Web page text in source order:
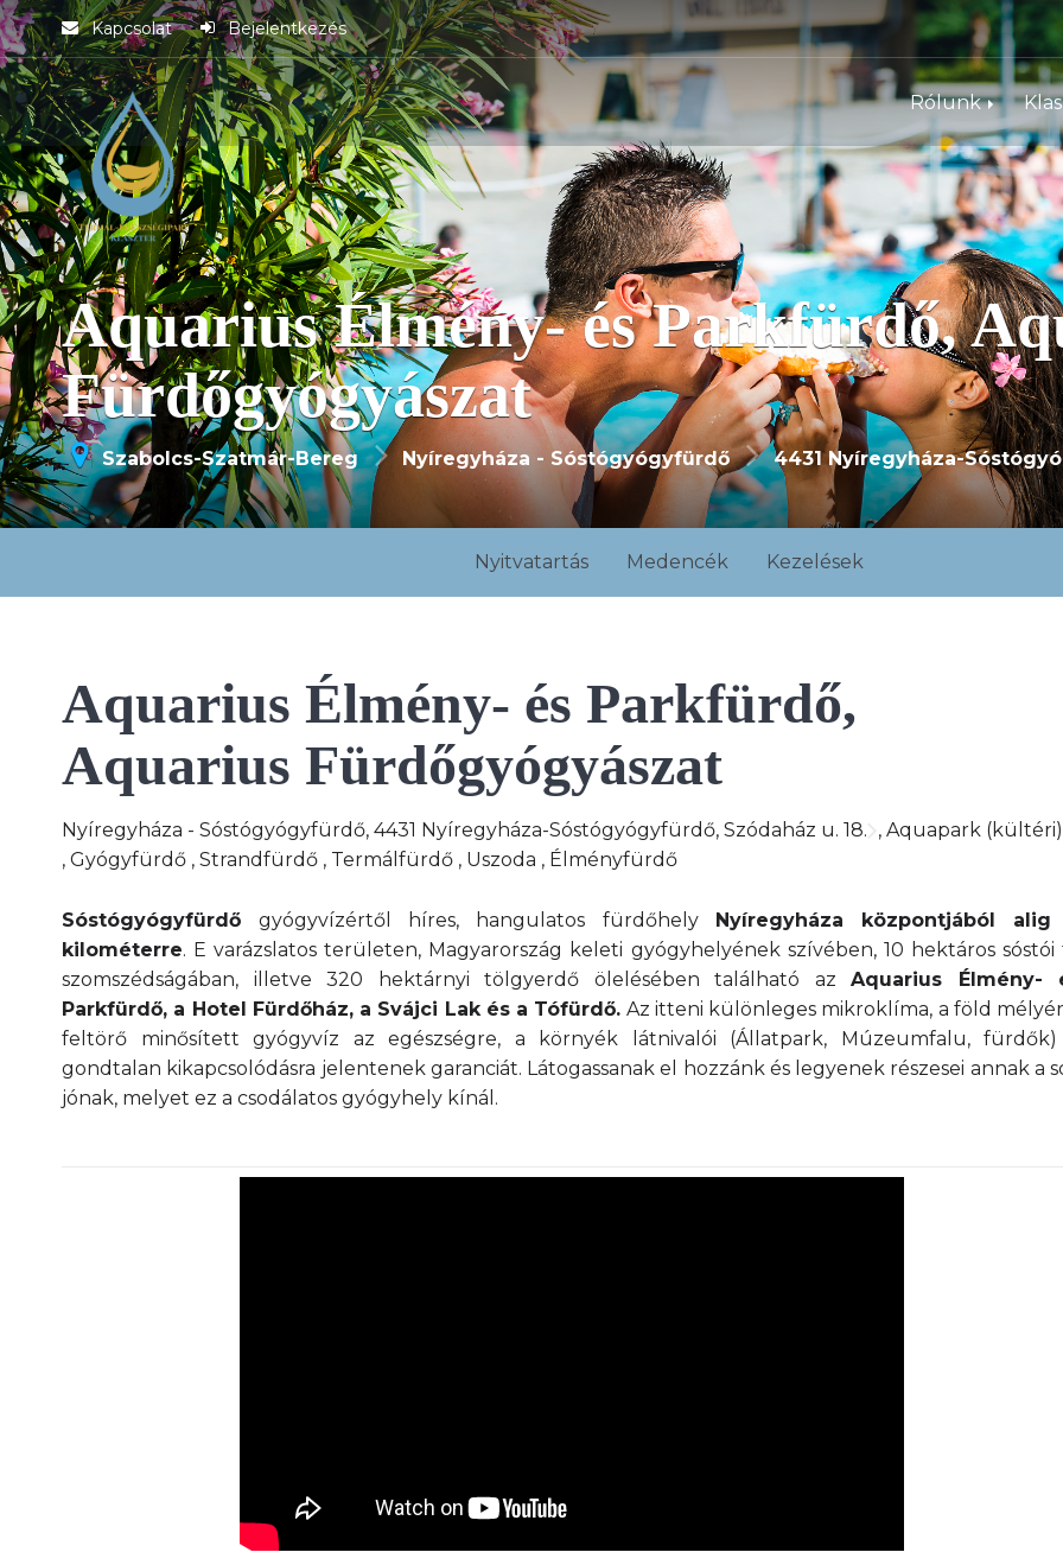
Kapcsolat Bejelentkezés
Rólunk
Aquarius Élmény- és Parkfürdő,
Fürdőgyógyászat
Szabolcs-Szatmár-Bereg Nyíregyháza - Sóstógyógyfürdő 4431 Nyíregyháza-
Nyitvatartás Medencék Kezelések
Aquarius Élmény- és Parkfürdő,
Aquarius Fürdőgyógyászat
Nyíregyháza - Sóstógyógyfürdő, 4431 Nyíregyháza-Sóstógyógyfürdő, Szódaház u. 18. , Aquapark (kültéri)
, Gyógyfürdő , Strandfürdő , Termálfürdő , Uszoda , Élményfürdő
Sóstógyógyfürdőgyógyvízértől híres, hangulatos fürdőhely Nyíregyháza központjából
kilométerre. E varázslatos területen, Magyarország keleti gyógyhelyének szívében, 10 hektáros sóstói
szomszédságában, illetve 320 hektárnyi tölgyerdő ölelésében található az Aquarius Élmény-
Parkfürdő, a Hotel Fürdőház, a Svájci Lak és a Tófürdő. Az itteni különleges mikroklíma, a föld
feltörő minősített gyógyvíz az egészségre, a környék látnivalói (Állatpark, Múzeumfalu,
gondtalan kikapcsolódásra jelentenek garanciát. Látogassanak el hozzánk és legyenek részesei annak a
jónak, melyet ez a csodálatos gyógyhely kínál.